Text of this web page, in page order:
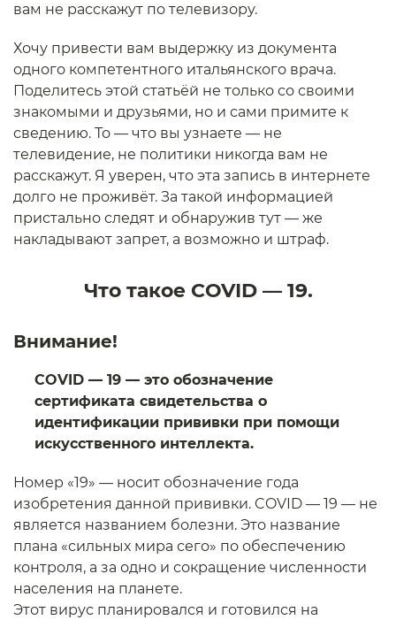
вам не расскажут по телевизору.
Хочу привести вам выдержку из документа
одного компетентного итальянского врача.
Поделитесь этой статьёй не только со своими
знакомыми и друзьями, но и сами примите к
сведению. То — что вы узнаете — не
телевидение, не политики никогда вам не
расскажут. Я уверен, что эта запись в интернете
долго не проживёт. За такой информацией
пристально следят и обнаружив тут — же
накладывают запрет, а возможно и штраф.
Что такое COVID — 19.
Внимание!
COVID — 19 — это обозначение
сертификата свидетельства о
идентификации прививки при помощи
искусственного интеллекта.
Номер «19» — носит обозначение года
изобретения данной прививки. COVID — 19 — не
является названием болезни. Это название
плана «сильных мира сего» по обеспечению
контроля, а за одно и сокращение численности
населения на планете.
Этот вирус планировался и готовился на